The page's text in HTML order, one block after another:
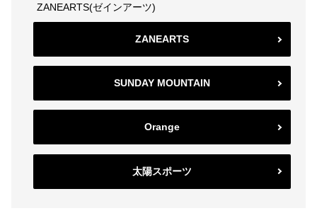
ZANEARTS(ゼインアーツ)
ZANEARTS
SUNDAY MOUNTAIN
Orange
太陽スポーツ